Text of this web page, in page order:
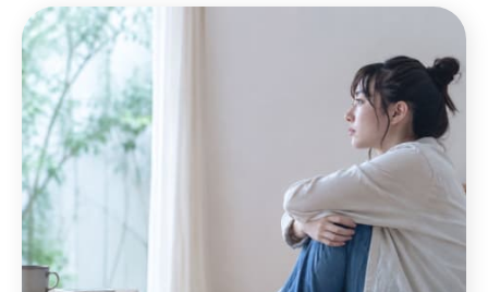
福祉士の有資格者のみ。匿名・カメラOFFのまま1分
100円 から相談でき、
ばその場でご相談いただけます。
カウンセラーを直接
お探しの方は